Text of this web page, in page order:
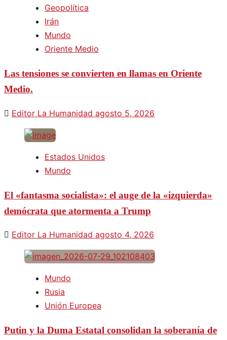
Geopolítica
Irán
Mundo
Oriente Medio
Las tensiones se convierten en llamas en Oriente
Medio.
Editor La Humanidad agosto 5, 2026
Estados Unidos
Mundo
El «fantasma socialista»: el auge de la «izquierda»
demócrata que atormenta a Trump
Editor La Humanidad agosto 4, 2026
Mundo
Rusia
Unión Europea
Putin y la Duma Estatal consolidan la soberanía de